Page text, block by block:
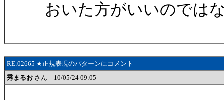
おいた方がいいのでは
RE:02665 ★正規表現のパターンにコメント
秀まるお さん 10/05/24 09:05